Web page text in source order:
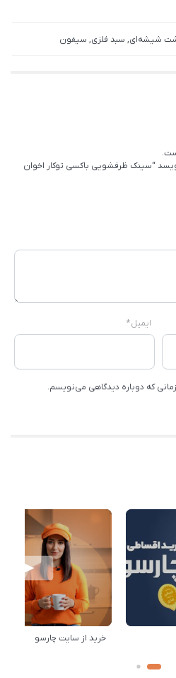
شیشه‌ای, سبد فلزی, سیفون
“سینک ظرفشویی باکسی توکار اخوان
ایمیل*
زمانی که دوباره دیدگاهی می‌نویسم.
خرید از سایت چارسو